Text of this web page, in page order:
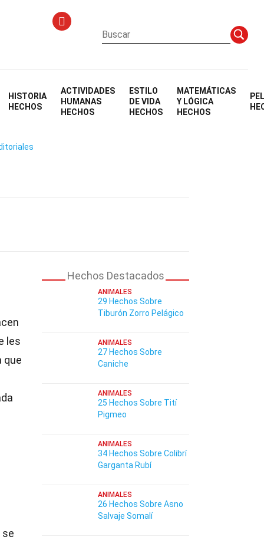
HISTORIA
HECHOS
ACTIVIDADES
HUMANAS
HECHOS
ESTILO
DE VIDA
HECHOS
MATEMÁTICAS
Y LÓGICA
HECHOS
les
que
se
Hechos Destacados
ANIMALES
29 Hechos Sobre
Tiburón Zorro Pelágico
ANIMALES
27 Hechos Sobre
Caniche
ANIMALES
25 Hechos Sobre Tití
Pigmeo
ANIMALES
34 Hechos Sobre Colibrí
Garganta Rubí
ANIMALES
26 Hechos Sobre Asno
Salvaje Somalí